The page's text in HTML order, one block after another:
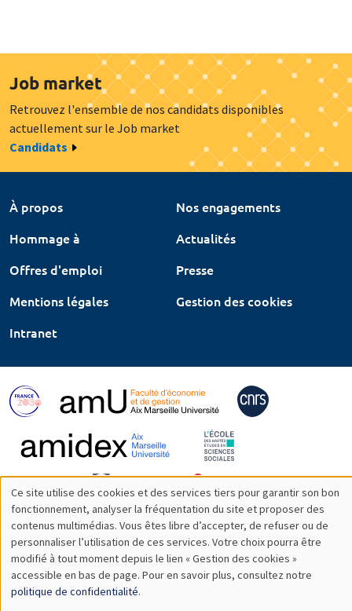
Job market
Retrouvez l'ensemble de nos candidats disponibles
actuellement sur le Job market
Candidats
À propos
Nos engagements
Hommage à
Actualités
Offres d'emploi
Presse
Mentions légales
Gestion des cookies
Intranet
Utilisation
des
données
personnelles
Ce site utilise des cookies et des services tiers pour garantir son bon
fonctionnement, analyser la fréquentation du site et proposer des
contenus multimédias. Vous êtes libre d’accepter, de refuser ou de
personnaliser l’utilisation de ces services. Votre choix pourra être
modifié à tout moment depuis le lien « Gestion des cookies »
accessible en bas de page. Pour en savoir plus, consultez notre
politique de confidentialité.